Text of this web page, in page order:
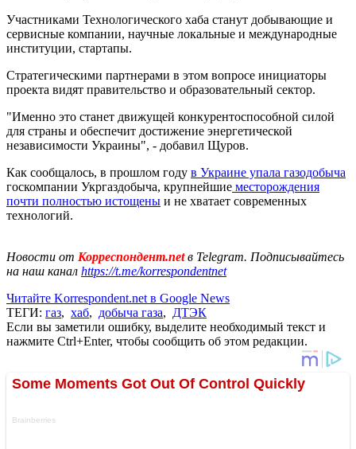
Участниками Технологического хаба станут добывающие и
сервисные компании, научные локальные и международные
институции, стартапы.
Стратегическими партнерами в этом вопросе инициаторы
проекта видят правительство и образовательный сектор.
"Именно это станет движущей конкурентоспособной силой
для страны и обеспечит достижение энергетической
независимости Украины", - добавил Щуров.
Как сообщалось, в прошлом году в Украине упала газодобыча
госкомпании Укргаздобыча, крупнейшие месторождения
почти полностью истощены и не хватает современных
технологий.
Новости от Корреспондент.netв Telegram. Подписывайтесь
на наш канал https://t.me/korrespondentnet
Читайте Korrespondent.net в Google News
ТЕГИ: газ, хаб, добыча газа, ДТЭК
Если вы заметили ошибку, выделите необходимый текст и
нажмите Ctrl+Enter, чтобы сообщить об этом редакции.